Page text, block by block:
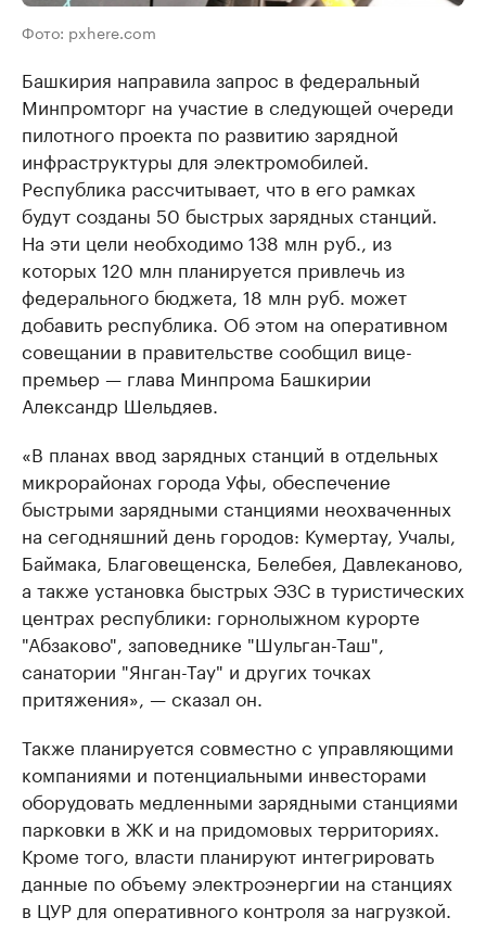
Фото: pxhere.com
Башкирия направила запрос в федеральный
Минпромторг на участие в следующей очереди
пилотного проекта по развитию зарядной
инфраструктуры для электромобилей.
Республика рассчитывает, что в его рамках
будут созданы 50 быстрых зарядных станций.
На эти цели необходимо 138 млн руб., из
которых 120 млн планируется привлечь из
федерального бюджета, 18 млн руб. может
добавить республика. Об этом на оперативном
совещании в правительстве сообщил вице-
премьер — глава Минпрома Башкирии
Александр Шельдяев.
«В планах ввод зарядных станций в отдельных
микрорайонах города Уфы, обеспечение
быстрыми зарядными станциями неохваченных
на сегодняшний день городов: Кумертау, Учалы,
Баймака, Благовещенска, Белебея, Давлеканово,
а также установка быстрых ЭЗС в туристических
центрах республики: горнолыжном курорте
"Абзаково", заповеднике "Шульган-Таш",
санатории "Янган-Тау" и других точках
притяжения», — сказал он.
Также планируется совместно с управляющими
компаниями и потенциальными инвесторами
оборудовать медленными зарядными станциями
парковки в ЖК и на придомовых территориях.
Кроме того, власти планируют интегрировать
данные по объему электроэнергии на станциях
в ЦУР для оперативного контроля за нагрузкой.